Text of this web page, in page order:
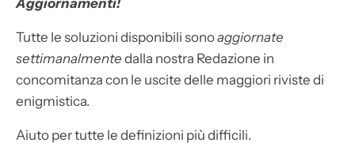
Tutte le soluzioni disponibili sonoaggiornate
settimanalmente dalla nostra Redazione in
concomitanza con le uscite delle maggiori riviste di
enigmistica.
Aiuto per tutte le definizioni più difficili.